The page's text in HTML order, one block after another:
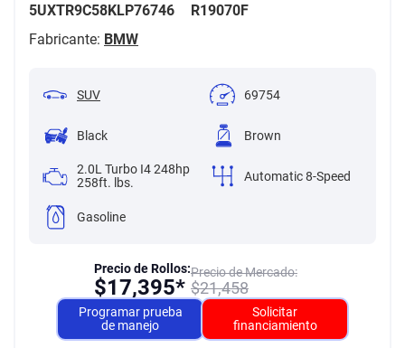
5UXTR9C58KLP76746
R19070F
Fabricante: BMW
SUV 69754
Black Brown
2.0L Turbo I4 248hp
258ft. lbs.
Automatic 8-Speed
Gasoline
Precio de Mercado:
$21,458
Precio de Rollos:
$17,395*
Programar prueba
de manejo
Solicitar
financiamiento